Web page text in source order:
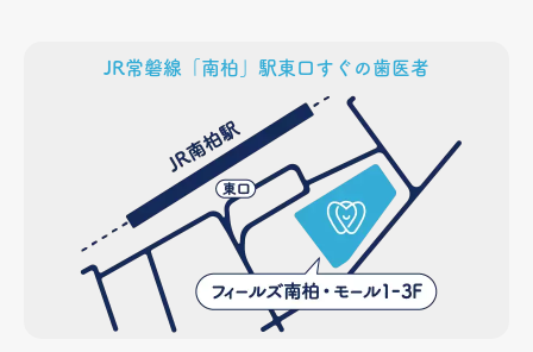
JR常磐線「南柏」駅東口すぐの歯医者